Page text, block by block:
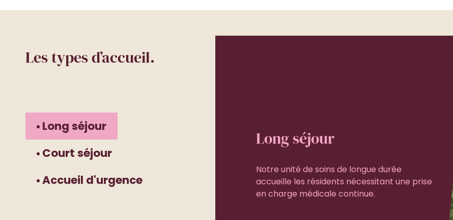
Les types d’accueil.
Long séjour
Court séjour
Accueil d'urgence
Long séjour
Notre unité de soins de longue durée
accueille les résidents nécessitant une prise
en charge médicale continue.